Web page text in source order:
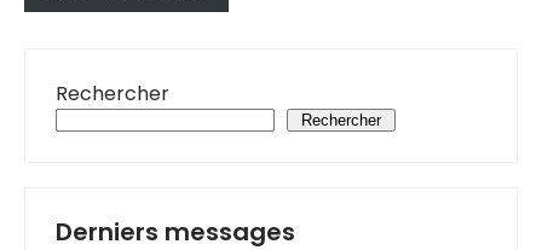
Rechercher
Rechercher
Derniers messages